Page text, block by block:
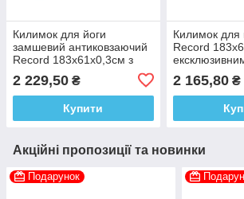
Килимок для йоги
замшевий антиковзаючий
Record 183x61x0,3см з
лотоса
2 229,50 ₴
Купити
Килимок для
Record
2 165,80₴
Акційні пропозиції та новинки
Подарунок